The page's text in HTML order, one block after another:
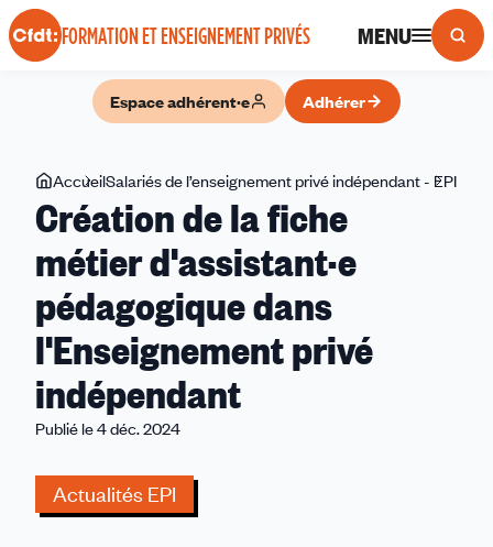
Panneau de gestion des cookies
FORMATION ET ENSEIGNEMENT PRIVÉS MENU
Espace adhérent·e Adhérer
Vous
êtes
ici
AccueilSalariés de l’enseignement privé indépendant - EPI
Création de la fiche
métier d'assistant·e
pédagogique dans
l'Enseignement privé
indépendant
Publié le 4 déc. 2024
Actualités EPI